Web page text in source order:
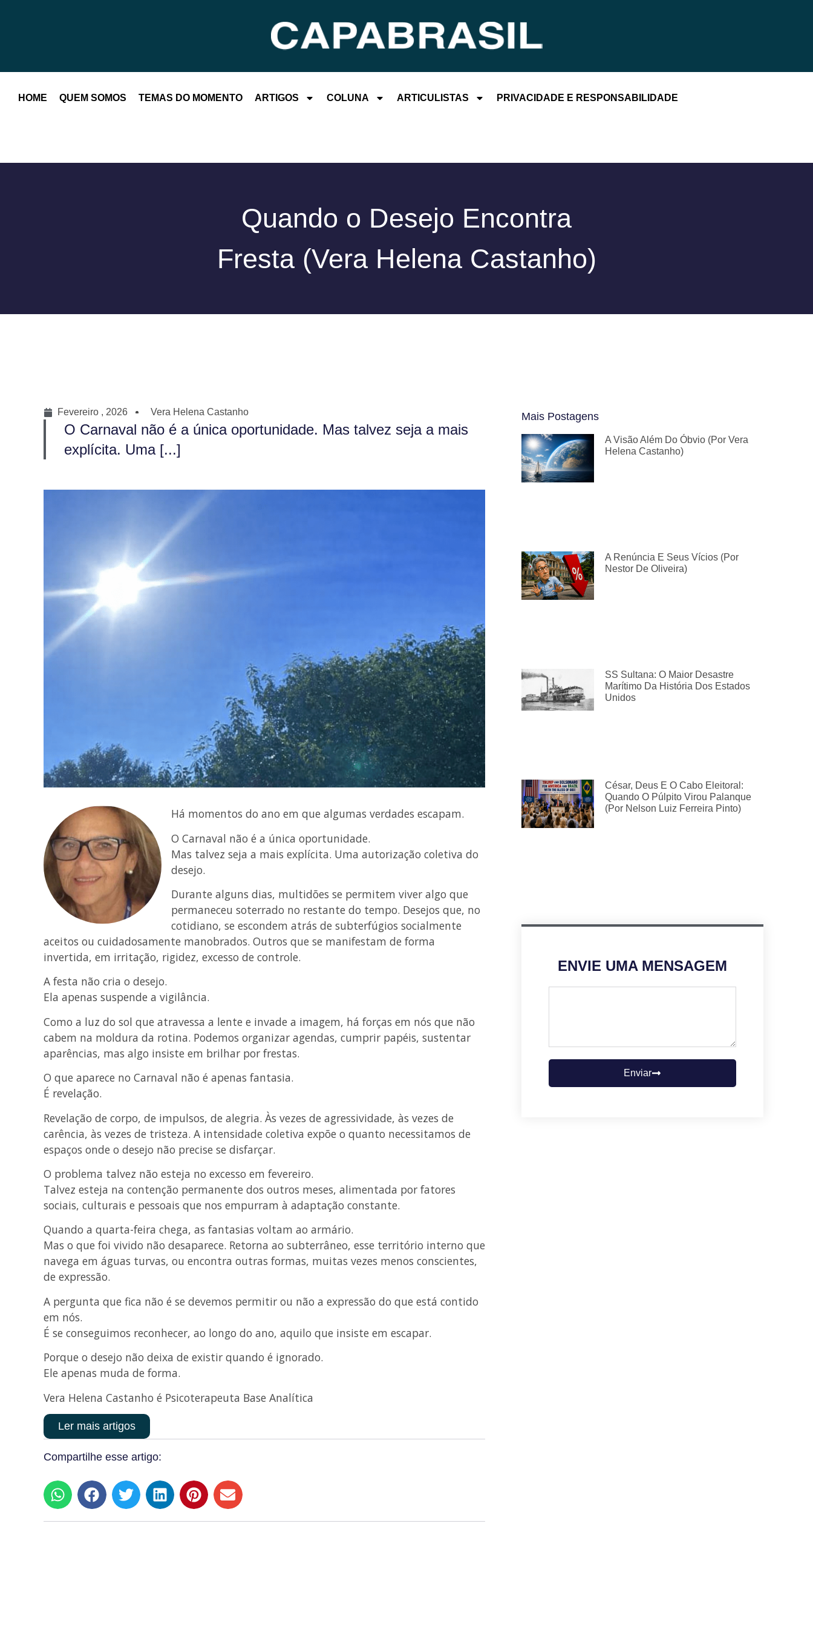
HOME QUEM SOMOS TEMAS DO MOMENTO ARTIGOS COLUNA ARTICULISTAS PRIVACIDADE E RESPONSABILIDADE
Quando o Desejo Encontra
Fresta (Vera Helena Castanho)
Fevereiro , 2026 Vera Helena Castanho
O Carnaval não é a única oportunidade. Mas talvez seja a mais
explícita. Uma [...]
Há momentos do ano em que algumas verdades escapam.
O Carnaval não é a única oportunidade.
Mas talvez seja a mais explícita. Uma autorização coletiva do
desejo.
Durante alguns dias, multidões se permitem viver algo que
permaneceu soterrado no restante do tempo. Desejos que, no
cotidiano, se escondem atrás de subterfúgios socialmente
aceitos ou cuidadosamente manobrados. Outros que se manifestam de forma
invertida, em irritação, rigidez, excesso de controle.
A festa não cria o desejo.
Ela apenas suspende a vigilância.
Como a luz do sol que atravessa a lente e invade a imagem, há forças em nós que não
cabem na moldura da rotina. Podemos organizar agendas, cumprir papéis, sustentar
aparências, mas algo insiste em brilhar por frestas.
O que aparece no Carnaval não é apenas fantasia.
É revelação.
Revelação de corpo, de impulsos, de alegria. Às vezes de agressividade, às vezes de
carência, às vezes de tristeza. A intensidade coletiva expõe o quanto necessitamos de
espaços onde o desejo não precise se disfarçar.
O problema talvez não esteja no excesso em fevereiro.
Talvez esteja na contenção permanente dos outros meses, alimentada por fatores
sociais, culturais e pessoais que nos empurram à adaptação constante.
Quando a quarta-feira chega, as fantasias voltam ao armário.
Mas o que foi vivido não desaparece. Retorna ao subterrâneo, esse território interno que
navega em águas turvas, ou encontra outras formas, muitas vezes menos conscientes,
de expressão.
A pergunta que fica não é se devemos permitir ou não a expressão do que está contido
em nós.
É se conseguimos reconhecer, ao longo do ano, aquilo que insiste em escapar.
Porque o desejo não deixa de existir quando é ignorado.
Ele apenas muda de forma.
Vera Helena Castanho é Psicoterapeuta Base Analítica
Ler mais artigos
Compartilhe esse artigo:
Mais Postagens
A Visão Além Do Óbvio (por Vera
Helena Castanho)
A Renúncia E Seus Vícios (por
Nestor De Oliveira)
SS Sultana: O Maior Desastre
Marítimo Da História Dos Estados
Unidos
César, Deus E O Cabo Eleitoral:
Quando O Púlpito Virou Palanque
(por Nelson Luiz Ferreira Pinto)
ENVIE UMA MENSAGEM
Enviar